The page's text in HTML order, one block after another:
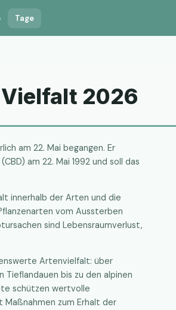
Tage
2026
am 22. Mai begangen. Er
am 22. Mai 1992 und soll das
innerhalb der Arten und die
vom Aussterben
sind Lebensraumverlust,
Artenvielfalt: über
bis zu den alpinen
schützen wertvolle
zum Erhalt der